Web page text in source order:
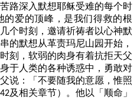
路深入默想耶稣受难的每个时
爱的顶峰，是我们得救的根
个时刻，邀请祈祷者以心神默
的默想从革责玛尼山园开始，
刻，软弱的肉身有着抗拒天父
于人类的各种诱惑中，勇敢对
说：「不要随我的意愿，惟照
42及相关章节）。他以「顺命」